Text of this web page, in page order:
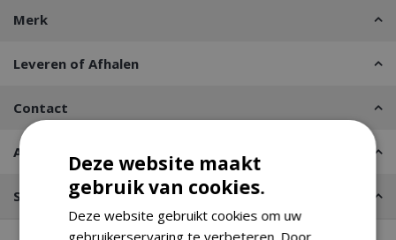
Merk
Leveren of Afhalen
Contact
Advies nodig?
Stel een vraag
Deze website maakt
gebruik van cookies.
Deze website gebruikt cookies om uw
gebruikerservaring te verbeteren. Door